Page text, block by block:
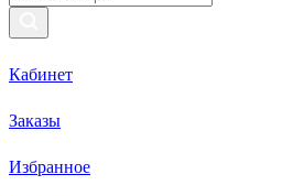
Кабинет
Заказы
Избранное